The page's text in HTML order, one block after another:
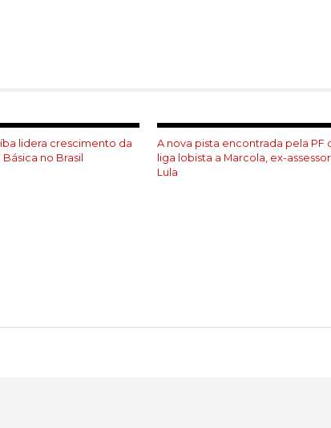
lidera crescimento da
no Brasil
A nova pista encontrada pela PF
liga lobista a Marcola, ex-
Lula